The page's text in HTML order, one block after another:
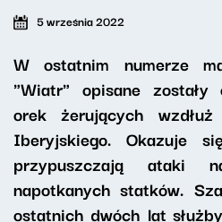
5 września 2022
W ostatnim numerze
"Wiatr" opisane zostały
orek żerujących wzdłuż
Iberyjskiego. Okazuje
przypuszczają ataki
napotkanych statków.
ostatnich dwóch lat